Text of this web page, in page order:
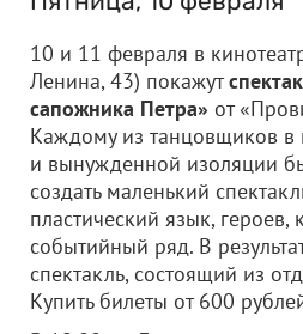
10 и 11 февраля в
Ленина, 43) покажут
сапожника Петра» от
Каждому из танцовщиков в
и вынужденной изоляции
создать маленький
пластический язык, героев,
событийный ряд. В
спектакль, состоящий из
Купить билеты от 600